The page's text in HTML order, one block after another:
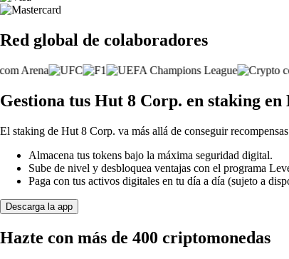
Red global de colaboradores
Gestiona tus Hut 8 Corp. en staking en
El staking de Hut 8 Corp. va más allá de conseguir
Almacena tus tokens bajo la máxima seguridad digital.
Sube de nivel y desbloquea ventajas con el programa
Paga con tus activos digitales en tu día a día (sujeto a
Descarga la app
Hazte con más de 400 criptomonedas